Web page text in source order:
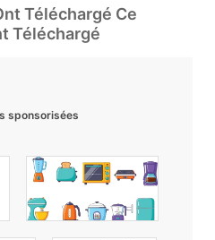
Téléchargé Ce
Téléchargé
sponsorisées